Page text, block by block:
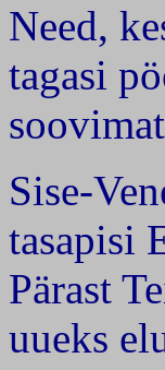
Need,
tagasi
Sise-
tasapisi
Pärast
uueks